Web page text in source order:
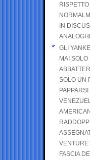
IN
GLI
MAI
SOLO UN
VENTURE
FASCIA